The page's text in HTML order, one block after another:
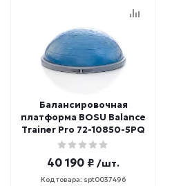
Балансировочная
платформа BOSU Balance
Trainer Pro 72-10850-5PQ
40 190 ₽ /шт.
Код товара: spt0037496